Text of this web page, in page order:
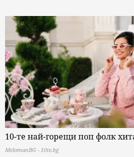
10-те най-горещи поп фолк
MelomanBG - 10te.bg